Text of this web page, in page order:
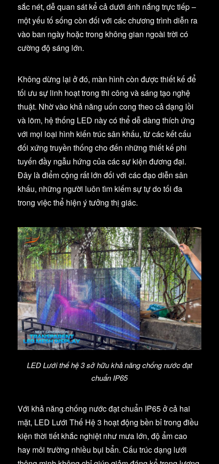
sắc nét, dễ quan sát kể cả dưới ánh nắng trực tiếp –
một yếu tố sống còn đối với các chương trình diễn ra
vào ban ngày hoặc trong không gian ngoài trời có
cường độ sáng lớn.
Không dừng lại ở đó, màn hình còn được thiết kế để
tối ưu sự linh hoạt trong thi công và sáng tạo nghệ
thuật. Nhờ vào khả năng uốn cong theo cả dạng lồi
và lõm, hệ thống LED này có thể dễ dàng thích ứng
với mọi loại hình kiến trúc sân khấu, từ các kết cấu
đối xứng truyền thống cho đến những thiết kế phi
tuyến đầy ngẫu hứng của các sự kiện đương đại.
Đây là điểm cộng rất lớn đối với các đạo diễn sân
khấu, những người luôn tìm kiếm sự tự do tối đa
trong việc thể hiện ý tưởng thị giác.
LED Lưới thế hệ 3 sở hữu khả năng chống nước đạt
chuẩn IP65
Với khả năng chống nước đạt chuẩn IP65 ở cả hai
mặt, LED Lưới Thế Hệ 3 hoạt động bền bỉ trong điều
kiện thời tiết khắc nghiệt như mưa lớn, độ ẩm cao
hay môi trường nhiều bụi bẩn. Cấu trúc dạng lưới